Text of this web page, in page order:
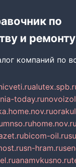
по
и ремонту
компаний по
today.ru
mnso.ruhome.nov.ru
bicom-oil.ru
sn-hram.ru
anamvkusno.ru